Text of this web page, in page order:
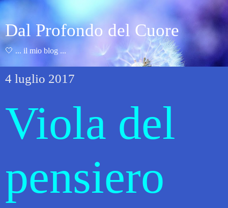
Dal Profondo del Cuore
🤍 ... il mio blog ...
4 luglio 2017
Viola del
pensiero